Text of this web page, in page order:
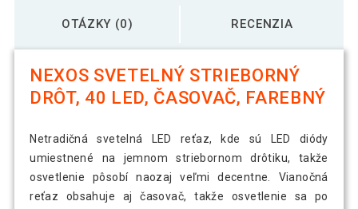
OTÁZKY (0) RECENZIA
NEXOS SVETELNÝ STRIEBORNÝ
DRÔT, 40 LED, ČASOVAČ, FAREBNÝ
Netradičná svetelná LED reťaz, kde sú LED diódy
umiestnené na jemnom striebornom drôtiku, takže
osvetlenie pôsobí naozaj veľmi decentne. Vianočná
reťaz obsahuje aj časovač, takže osvetlenie sa po